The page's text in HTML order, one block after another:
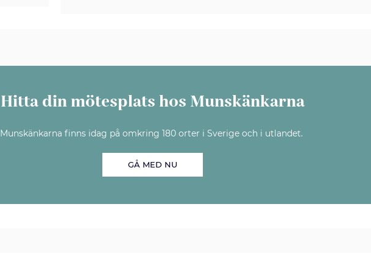
Hitta din mötesplats hos Munskänkarna
Munskänkarna finns idag på omkring 180 orter i Sverige och i utlandet.
GÅ MED NU